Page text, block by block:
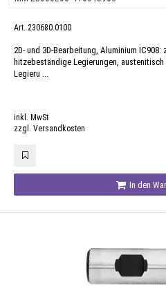
Art. 230680.0100
2D- und 3D-Bearbeitung, Aluminium
hitzebeständige Legierungen,
Legieru ...
inkl. MwSt
zzgl. Versandkosten
In den